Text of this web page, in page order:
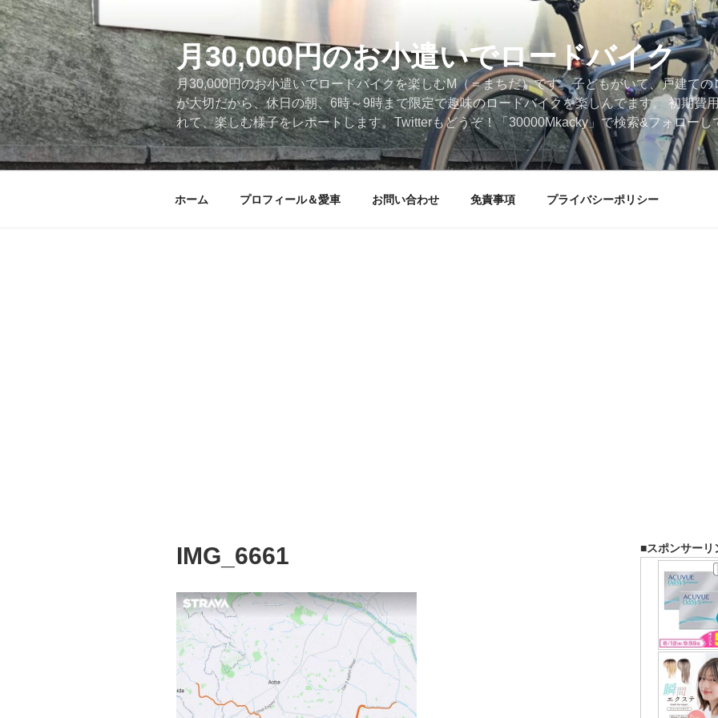
コ
ン
テ
ン
ツ
へ
ス
キ
ッ
月30,000円のお小遣いでロードバイク
月30,000円のお小遣いでロードバイクを楽しむM（＝まちだ）です。子どもがいて、戸建て
が大切だから、休日の朝、6時～9時まで限定で趣味のロードバイクを楽しんでます。 初期費
れて、楽しむ様子をレポートします。Twitterもどうぞ！「30000Mkacky」で検索&フォローし
ホーム プロフィール＆愛車 お問い合わせ 免責事項 プライバシーポリシー
IMG_6661 ■スポンサーリ